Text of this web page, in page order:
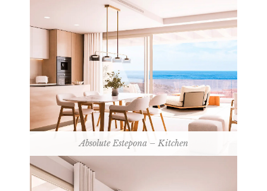
Absolute Estepona – Kitchen